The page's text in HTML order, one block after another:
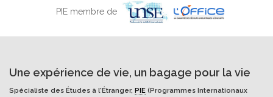
PIE membre de
Une expérience de vie, un bagage pour la vie
Spécialiste des Études à l'Étranger, PIE (Programmes Internationaux